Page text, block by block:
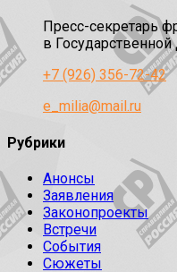
Пресс-секретарь
в
+7 (926) 356-72-42
e_milia@mail.ru
Рубрики
Анонсы
Заявления
Законопроекты
Встречи
События
Сюжеты